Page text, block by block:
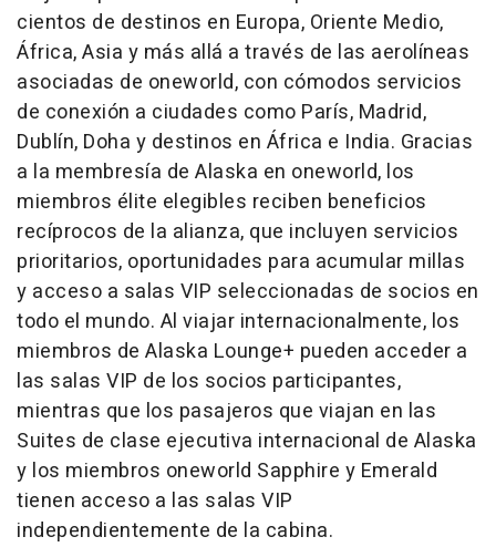
cientos de destinos en Europa, Oriente Medio,
África, Asia y más allá a través de las aerolíneas
asociadas de oneworld, con cómodos servicios
de conexión a ciudades como París, Madrid,
Dublín, Doha y destinos en África e India. Gracias
a la membresía de Alaska en oneworld, los
miembros élite elegibles reciben beneficios
recíprocos de la alianza, que incluyen servicios
prioritarios, oportunidades para acumular millas
y acceso a salas VIP seleccionadas de socios en
todo el mundo. Al viajar internacionalmente, los
miembros de Alaska Lounge+ pueden acceder a
las salas VIP de los socios participantes,
mientras que los pasajeros que viajan en las
Suites de clase ejecutiva internacional de Alaska
y los miembros oneworld Sapphire y Emerald
tienen acceso a las salas VIP
independientemente de la cabina.